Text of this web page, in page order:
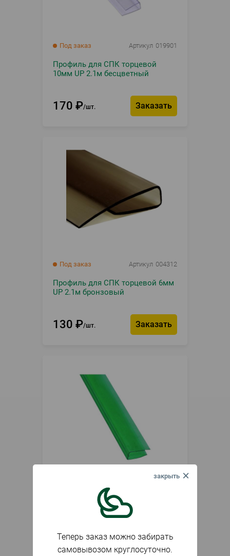
Под заказ Артикул 019901
Профиль для СПК торцевой
10мм UP 2.1м бесцветный
170 ₽ шт. Заказать
Под заказ Артикул 004312
Профиль для СПК торцевой 6мм
UP 2.1м бронзовый
130 ₽ шт. Заказать
Профиль для СПК торцевой 6мм
UP 2.1м зеленый
130 ₽
Теперь заказ можно забирать
самовывозом круглосуточно.